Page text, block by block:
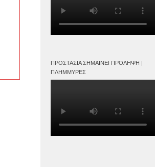
ΠΡΟΣΤΑΣΊΑ ΣΗΜΑΊΝΕΙ ΠΡΌΛΗΨΗ |
ΠΛΗΜΜΎΡΕΣ